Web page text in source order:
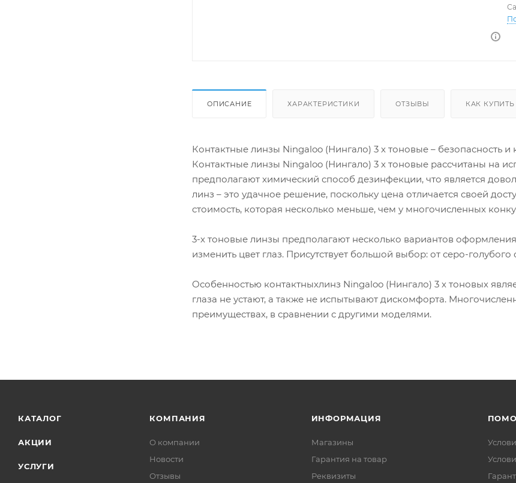
ОПИСАНИЕ ХАРАКТЕРИСТИКИ ОТЗЫВЫ КАК КУПИТЬ
Контактные линзы Ningaloo (Нингало) 3 х тоновые – безопасность
Контактные линзы Ningaloo (Нингало) 3 х тоновые рассчитаны на
предполагают химический способ дезинфекции, что является
линз – это удачное решение, поскольку цена отличается своей
стоимость, которая несколько меньше, чем у многочисленных
3-х тоновые линзы предполагают несколько вариантов
изменить цвет глаз. Присутствует большой выбор: от серо-
Особенностью контактныхлинз Ningaloo (Нингало) 3 х тоновых
глаза не устают, а также не испытывают дискомфорта.
преимуществах, в сравнении с другими моделями.
КАТАЛОГ
АКЦИИ
УСЛУГИ
КОМПАНИЯ
О компании
Новости
Отзывы
ИНФОРМАЦИЯ
Магазины
Гарантия на товар
Реквизиты